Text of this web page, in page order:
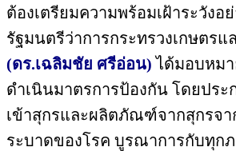
ต้องเตรียมความพร้อมเฝ้าระวังอ
รัฐมนตรีว่าการกระทรวงเกษตร
(ดร.เฉลิมชัย ศรีอ่อน) ได้มอบหม
ดำเนินมาตรการป้องกัน โดยประ
เข้าสุกรและผลิตภัณฑ์จากสุกรจา
ระบาดของโรค บูรณาการกับทุก